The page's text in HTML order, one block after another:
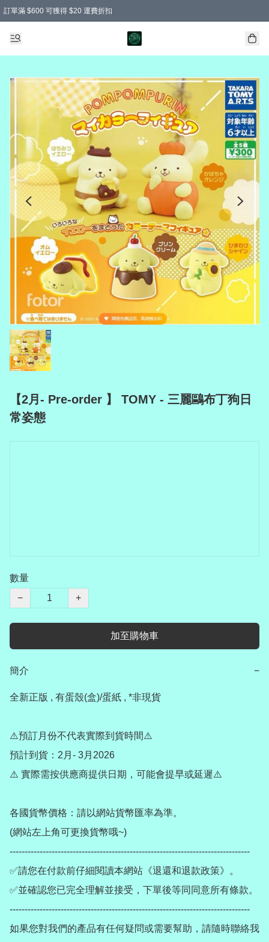
訂單滿 $600 可獲得 $20 運費折扣
【2月- Pre-order 】 TOMY - 三麗鷗布丁狗日
常姿態
數量
−
+
加至購物車
簡介 −
全新正版 , 有蛋殼(盒)/蛋紙 , *非現貨
⚠️預訂月份不代表實際到貨時間⚠️
預計到貨：2月- 3月2026
⚠️ 實際需按供應商提供日期，可能會提早或延遲⚠️
各國貨幣價格：請以網站貨幣匯率為準。
(網站左上角可更換貨幣哦~)
--------------------------------------------------------------------------------
✅請您在付款前仔細閱讀本網站《退還和退款政策》。
✅並確認您已完全理解並接受，下單後等同同意所有條款。
--------------------------------------------------------------------------------
如果您對我們的產品有任何疑問或需要幫助，請隨時聯絡我